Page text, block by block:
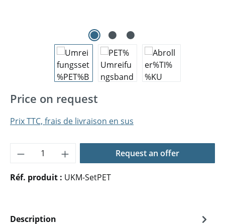
Price on request
Prix TTC, frais de livraison en sus
Quantité de produit : Entrez la
Request an offer
Réf. produit : UKM-SetPET
Description